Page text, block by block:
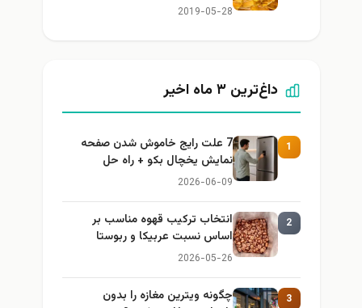
2019-05-28
داغ‌ترین ۳ ماه اخیر
1
7 علت رایج خاموش شدن صفحه
نمایش یخچال بکو + راه حل
2026-06-09
2
انتخاب ترکیب قهوه مناسب بر
اساس نسبت عربیکا و ربوستا
2026-05-26
3
چگونه ویترین مغازه را بدون